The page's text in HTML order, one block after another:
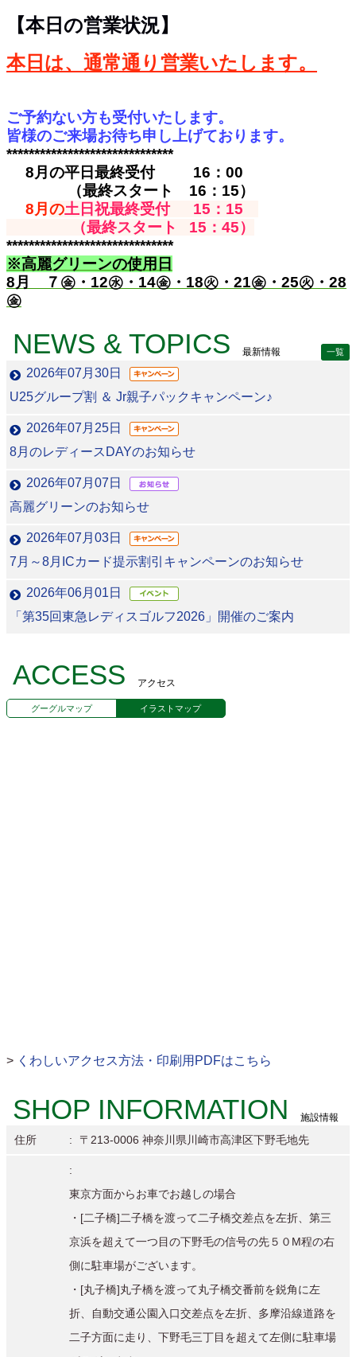
【本日の営業状況】
本日は、通常通り営業いたします。
ご予約ない方も受付いたします。
皆様のご来場お待ち申し上げております。
******************************
8月の平日最終受付 16：00
（最終スタート 16：15）
8月 の土日祝最終受付 15：15
（最終スタート 15：45）
******************************
※高麗グリーンの使用日
8月 ７㊎・12㊌・14㊎・18㊋・21㊎・25㊋・28
㊎
NEWS & TOPICS 最新情報 一覧
U25グループ割 ＆ Jr親子パックキャンペーン♪
2026年07月30日
8月のレディースDAYのお知らせ
2026年07月25日
高麗グリーンのお知らせ
2026年07月07日
7月～8月ICカード提示割引キャンペーンのお知らせ
2026年07月03日
「第35回東急レディスゴルフ2026」開催のご案内
2026年06月01日
ACCESS アクセス
グーグルマップ イラストマップ
> くわしいアクセス方法・印刷用PDFはこちら
SHOP INFORMATION 施設情報
住所 〒213-0006 神奈川県川崎市高津区下野毛地先
東京方面からお車でお越しの場合
・[二子橋]二子橋を渡って二子橋交差点を左折、第三
京浜を超えて一つ目の下野毛の信号の先５０M程の右
側に駐車場がございます。
・[丸子橋]丸子橋を渡って丸子橋交番前を鋭角に左
折、自動交通公園入口交差点を左折、多摩沿線道路を
二子方面に走り、下野毛三丁目を超えて左側に駐車場